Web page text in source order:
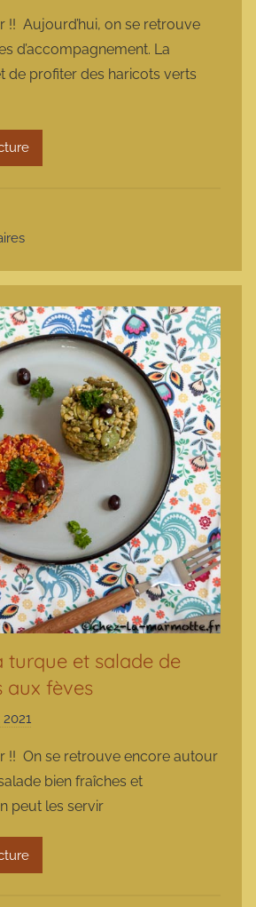
r
m
a
t
!! Aujourd’hui, on se retrouve
d’accompagnement. La
de profiter des haricots verts
turque et salade de
aux fèves
r
m
a
r
!! On se retrouve encore autour
bien fraîches et
peut les servir